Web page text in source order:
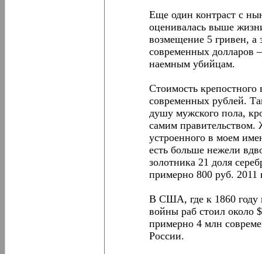
Еще один контраст с
оценивалась выше
возмещение 5 гривен, а
современных долларов
наемным убийцам.
Стоимость крепостного
современных рублей.
душу мужского пола,
самим правительством.
устроенного в моем
есть больше нежели
золотника 21 доля
примерно 800 руб. 2011
В США, где к 1860 году
войны раб стоил около
примерно 4 млн
России.